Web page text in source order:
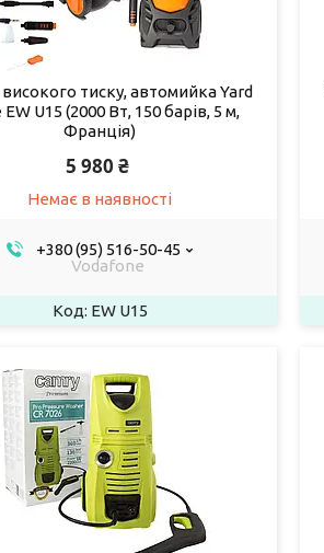
тиску, автомийка Yard
EW U15 (2000 Вт, 150 барів, 5 м,
Франція)
5 980 ₴
Немає в наявності
+380 (95) 516-50-45
Vodafone
EW U15